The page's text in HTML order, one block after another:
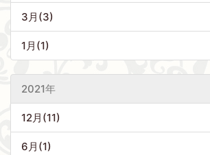
3月(3)
1月(1)
2021年
12月(11)
6月(1)